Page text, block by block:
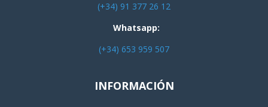
(+34) 91 377 26 12
Whatsapp:
(+34) 653 959 507
INFORMACIÓN